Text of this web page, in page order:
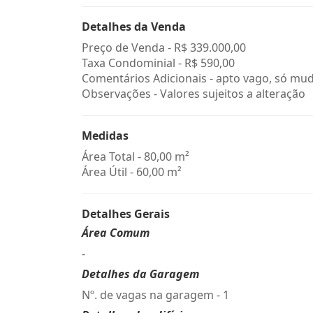
Detalhes da Venda
Preço de Venda - R$ 339.000,00
Taxa Condominial - R$ 590,00
Comentários Adicionais - apto vago, só
Observações - Valores sujeitos a alteração
Medidas
Área Total - 80,00 m²
Área Útil - 60,00 m²
Detalhes Gerais
Área Comum
-
Detalhes da Garagem
Nº. de vagas na garagem - 1